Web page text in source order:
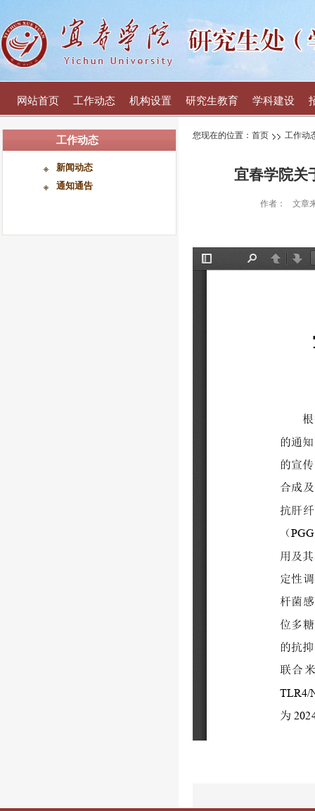
网站首页 工作动态 机构设置 研究生教育 学科建设
工作动态
新闻动态
通知通告
您现在的位置： 首页 工作动
宜春学院关
作者： 文章